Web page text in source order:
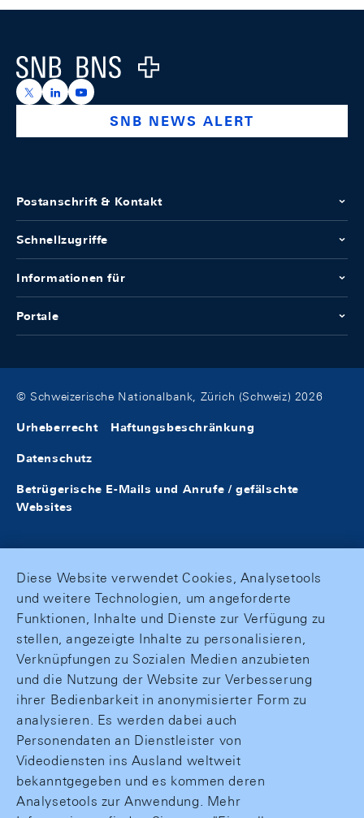
Logo
https://x.com/snb_bns
https://ch.linkedin.com/company/swiss-national-
https://www.youtube.com/@swissnationalbank
SNB NEWS ALERT
Postanschrift & Kontakt
Schnellzugriffe
Informationen für
Portale
© Schweizerische Nationalbank, Zürich (Schweiz) 2026
Urheberrecht Haftungsbeschränkung
Datenschutz
Betrügerische E-Mails und Anrufe / gefälschte
Websites
Diese Website verwendet Cookies, Analysetools
und weitere Technologien, um angeforderte
Funktionen, Inhalte und Dienste zur Verfügung zu
stellen, angezeigte Inhalte zu personalisieren,
Verknüpfungen zu Sozialen Medien anzubieten
und die Nutzung der Website zur Verbesserung
ihrer Bedienbarkeit in anonymisierter Form zu
analysieren. Es werden dabei auch
Personendaten an Dienstleister von
Videodiensten ins Ausland weltweit
bekanntgegeben und es kommen deren
Analysetools zur Anwendung. Mehr